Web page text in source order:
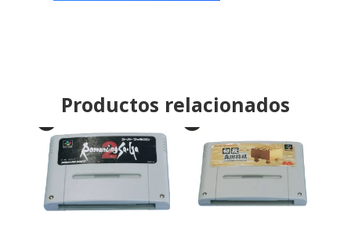
Productos relacionados